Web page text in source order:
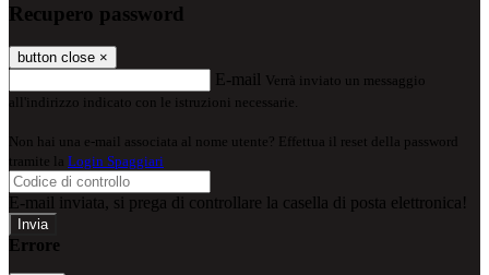
Recupero password
button close ×
E-mail Verrà inviato un messaggio
all'indirizzo indicato con le istruzioni necessarie.
Non hai una e-mail associata al nome utente? Effettua il reset della password
tramite la Login Spaggiari
E-mail inviata, si prega di controllare la casella di posta elettronica!
Errore